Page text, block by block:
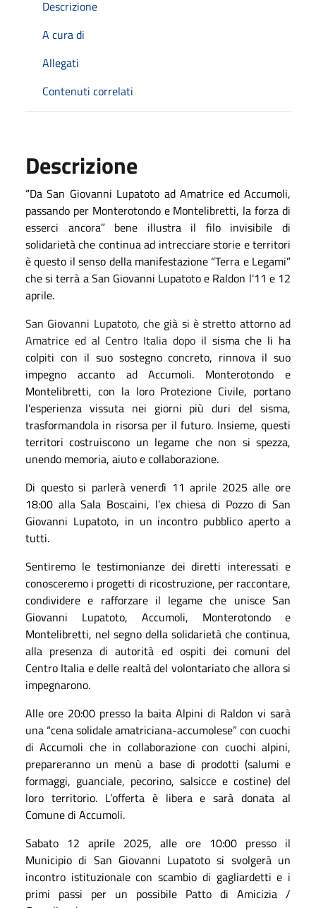
Descrizione
A cura di
Allegati
Contenuti correlati
Descrizione
“Da San Giovanni Lupatoto ad Amatrice ed Accumoli,
passando per Monterotondo e Montelibretti, la forza di
esserci ancora” bene illustra il filo invisibile di
solidarietà che continua ad intrecciare storie e territori
è questo il senso della manifestazione “Terra e Legami”
che si terrà a San Giovanni Lupatoto e Raldon l'11 e 12
aprile.
San Giovanni Lupatoto, che già si è stretto attorno ad
Amatrice ed al Centro Italia dopo il sisma che li ha
colpiti con il suo sostegno concreto, rinnova il suo
impegno accanto ad Accumoli. Monterotondo e
Montelibretti, con la loro Protezione Civile, portano
l’esperienza vissuta nei giorni più duri del sisma,
trasformandola in risorsa per il futuro. Insieme, questi
territori costruiscono un legame che non si spezza,
unendo memoria, aiuto e collaborazione.
Di questo si parlerà venerdì 11 aprile 2025 alle ore
18:00 alla Sala Boscaini, l’ex chiesa di Pozzo di San
Giovanni Lupatoto, in un incontro pubblico aperto a
tutti.
Sentiremo le testimonianze dei diretti interessati e
conosceremo i progetti di ricostruzione, per raccontare,
condividere e rafforzare il legame che unisce San
Giovanni Lupatoto, Accumoli, Monterotondo e
Montelibretti, nel segno della solidarietà che continua,
alla presenza di autorità ed ospiti dei comuni del
Centro Italia e delle realtà del volontariato che allora si
impegnarono.
Alle ore 20:00 presso la baita Alpini di Raldon vi sarà
una “cena solidale amatriciana-accumolese” con cuochi
di Accumoli che in collaborazione con cuochi alpini,
prepareranno un menù a base di prodotti (salumi e
formaggi, guanciale, pecorino, salsicce e costine) del
loro territorio. L’offerta è libera e sarà donata al
Comune di Accumoli.
Sabato 12 aprile 2025, alle ore 10:00 presso il
Municipio di San Giovanni Lupatoto si svolgerà un
incontro istituzionale con scambio di gagliardetti e i
primi passi per un possibile Patto di Amicizia /